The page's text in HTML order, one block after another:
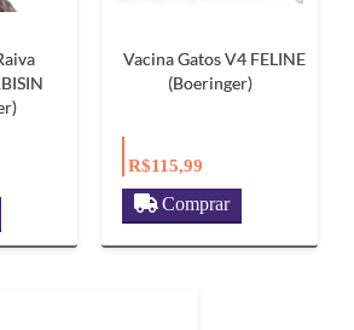
Vacina Gatos V4 FELINE
(Boeringer)
R$115,99
Comprar